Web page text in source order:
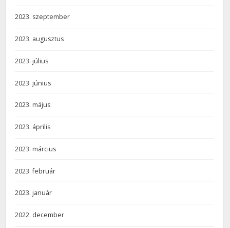
2023. szeptember
2023. augusztus
2023. július
2023. június
2023. május
2023. április
2023. március
2023. február
2023. január
2022. december